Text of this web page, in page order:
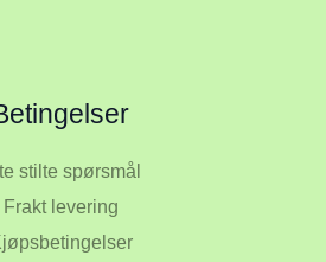
stilte spørsmål
Frakt levering